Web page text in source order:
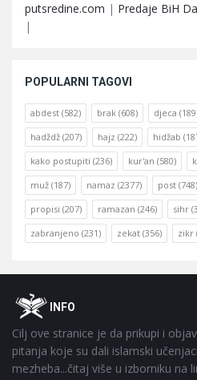
putsredine.com | Predaje BiH
|
POPULARNI TAGOVI
abdest (582) brak (608) djeca
hadždž (207) hajz (222) hidžab
kako postupiti (236) kur'an (580)
muž (187) namaz (2377) post (748)
propisi (207) ramazan (246) sihr
zabranjeno (231) zekat (356) zikr
FooterOINFO
Cilj ove stranice je da prikupi i
pitanja koje su dali islamski
mezheba...čitaj više u izborniku na